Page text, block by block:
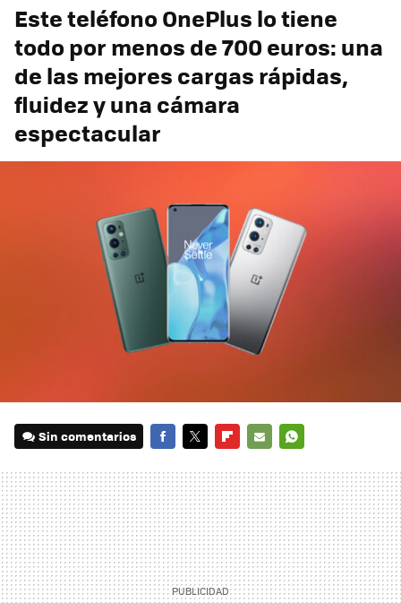
Este teléfono OnePlus lo tiene
todo por menos de 700 euros: una
de las mejores cargas rápidas,
fluidez y una cámara
espectacular
Sin comentarios
MAIL